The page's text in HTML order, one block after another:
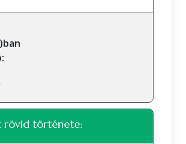
rövid története: